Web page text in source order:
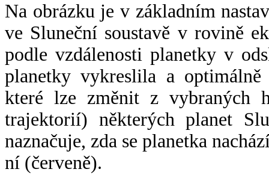
Na obrázku je v základním
ve Sluneční soustavě v rovině
podle vzdálenosti planetky v
planetky vykreslila a
které lze změnit z vybraných
trajektorií) některých planet
naznačuje, zda se planetka
ní (červeně).